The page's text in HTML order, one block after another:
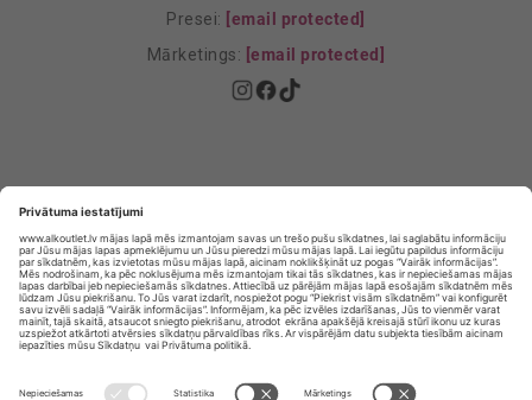
Presei: [email protected]
Mārketings: [email protected]
Privātuma Iestatījumi
E-veikala lietošanas noteikumi